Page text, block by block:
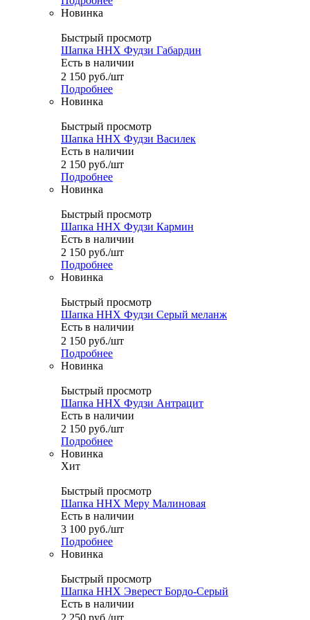
Новинка
Быстрый просмотр
Шапка ННХ Фудзи Габардин
Есть в наличии
2 150 руб./шт
Подробнее
Новинка
Быстрый просмотр
Шапка ННХ Фудзи Василек
Есть в наличии
2 150 руб./шт
Подробнее
Новинка
Быстрый просмотр
Шапка ННХ Фудзи Кармин
Есть в наличии
2 150 руб./шт
Подробнее
Новинка
Быстрый просмотр
Шапка ННХ Фудзи Серый меланж
Есть в наличии
2 150 руб./шт
Подробнее
Новинка
Быстрый просмотр
Шапка ННХ Фудзи Антрацит
Есть в наличии
2 150 руб./шт
Подробнее
Новинка
Хит
Быстрый просмотр
Шапка ННХ Меру Малиновая
Есть в наличии
3 100 руб./шт
Подробнее
Новинка
Быстрый просмотр
Шапка ННХ Эверест Бордо-Серый
Есть в наличии
2 250 руб. /шт